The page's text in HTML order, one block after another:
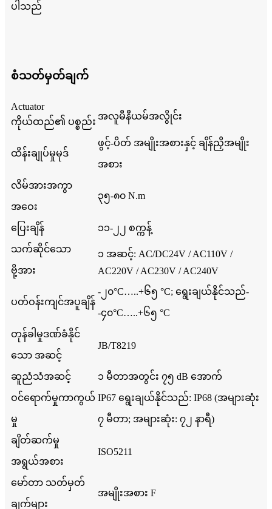
ပါသည်
စံသတ်မှတ်ချက်
Actuator
ကိုယ်ထည်၏ ပစ္စည်း
အလူမီနီယမ်အလွိုင်း
ထိန်းချုပ်မှုမုဒ်
ဖွင့်-ပိတ် အမျိုးအစားနှင့် ချိန်ညှိအမျိုး
အစား
လိမ်အားအကွာ
အဝေး
၃၅-၈၀ N.m
ပြေးချိန် ၁၁-၂၂ စက္ကန့်
သက်ဆိုင်သော
ဗို့အား
၁ အဆင့်: AC/DC24V / AC110V /
AC220V / AC230V / AC240V
ပတ်ဝန်းကျင်အပူချိန်
-၂၀°C…..+၆၅ °C; ရွေးချယ်နိုင်သည်-
-၄၀°C…..+၆၅ °C
တုန်ခါမှုဒဏ်ခံနိုင်
သော အဆင့်
JB/T8219
ဆူညံသံအဆင့် ၁ မီတာအတွင်း ၇၅ dB အောက်
ဝင်ရောက်မှုကာကွယ်
မှု
IP67 ရွေးချယ်နိုင်သည်: IP68 (အများဆုံး
၇ မီတာ; အများဆုံး: ၇၂ နာရီ)
ချိတ်ဆက်မှု
အရွယ်အစား
ISO5211
မော်တာ သတ်မှတ်
ချက်များ
အမျိုးအစား F